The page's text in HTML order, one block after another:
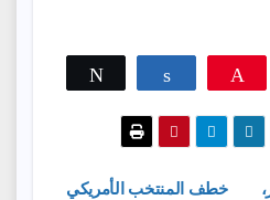
خطف المنتخب الأمريكي